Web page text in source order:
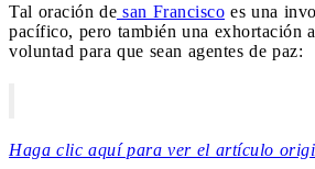
Tal oración de san Francisco es una
pacífico, pero también una exhortación
voluntad para que sean agentes de paz:
Haga clic aquí para ver el artículo